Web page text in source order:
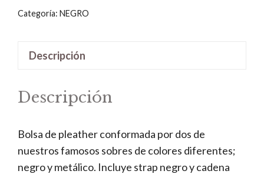
Categoría: NEGRO
Descripción
Descripción
Bolsa de pleather conformada por dos de
nuestros famosos sobres de colores diferentes;
negro y metálico. Incluye strap negro y cadena